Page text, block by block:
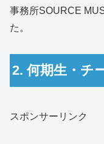
事務所SOURCE
た。
2. 何期生・チ
スポンサーリンク